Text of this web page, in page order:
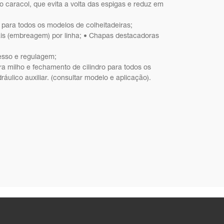
caracol, que evita a volta das espigas e reduz em
todos os modelos de colheitadeiras;
(embreagem) por linha; • Chapas destacadoras
e regulagem;
milho e fechamento de cilindro para todos os
auxiliar. (consultar modelo e aplicação).